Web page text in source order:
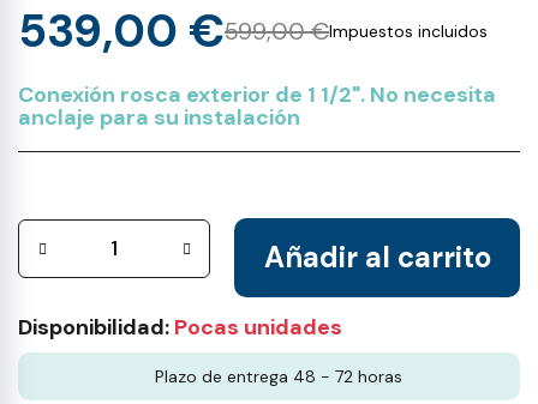
599,00 €
539,00 € Impuestos incluidos
Conexión rosca exterior de 1 1/2". No necesita
anclaje para su instalación
Añadir al carrito
Disponibilidad: Pocas unidades
Plazo de entrega 48 - 72 horas